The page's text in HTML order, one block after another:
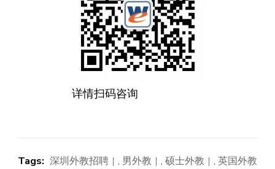
详情扫码咨询
Tags: 深圳外教招聘 , 男外教 , 硕士外教 , 英国外教